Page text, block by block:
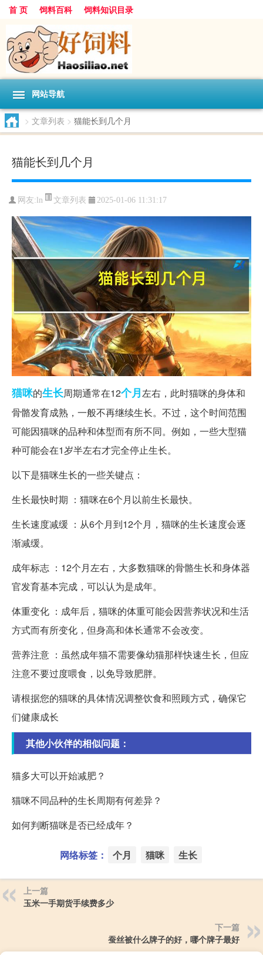
首 页 饲料百科 饲料知识目录
网站导航
> 文章列表 > 猫能长到几个月
猫能长到几个月
网友:ln 文章列表 2025-01-06 11:31:17
猫咪的生长周期通常在12个月左右，此时猫咪的身体和
骨骼发育成熟，一般不再继续生长。不过，这个时间范围
可能因猫咪的品种和体型而有所不同。例如，一些大型猫
种可能会在1岁半左右才完全停止生长。
以下是猫咪生长的一些关键点：
生长最快时期 ：猫咪在6个月以前生长最快。
生长速度减缓 ：从6个月到12个月，猫咪的生长速度会逐
渐减缓。
成年标志 ：12个月左右，大多数猫咪的骨骼生长和身体器
官发育基本完成，可以认为是成年。
体重变化 ：成年后，猫咪的体重可能会因营养状况和生活
方式而有所变化，但身高和体长通常不会改变。
营养注意 ：虽然成年猫不需要像幼猫那样快速生长，但应
注意不要过度喂食，以免导致肥胖。
请根据您的猫咪的具体情况调整饮食和照顾方式，确保它
们健康成长
其他小伙伴的相似问题：
猫多大可以开始减肥？
猫咪不同品种的生长周期有何差异？
如何判断猫咪是否已经成年？
网络标签： 个月 猫咪 生长
上一篇
玉米一手期货手续费多少
下一篇
蚕丝被什么牌子的好，哪个牌子最好